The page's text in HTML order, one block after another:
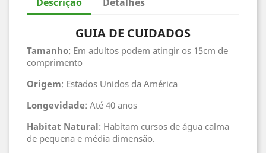
GUIA DE CUIDADOS
Tamanho: Em adultos podem atingir os 15cm de
comprimento
Origem: Estados Unidos da América
Longevidade: Até 40 anos
Habitat Natural: Habitam cursos de água calma
de pequena e média dimensão.